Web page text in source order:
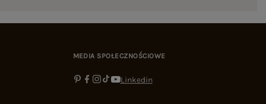
MEDIA SPOŁECZNOŚCIOWE
Linkedin